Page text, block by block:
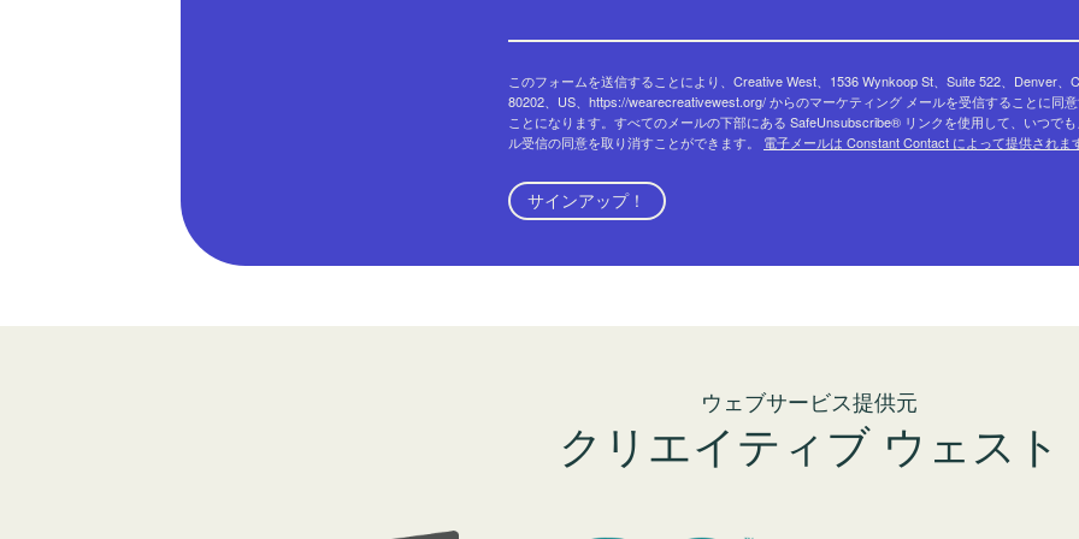
このフォームを送信することにより、Creative West、1536 Wynkoop St、Suite 522、Denver、
80202、US、https://wearecreativewest.org/ からのマーケティング メールを受信することに同
ことになります。すべてのメールの下部にある SafeUnsubscribe® リンクを使用して、いつでも
ル受信の同意を取り消すことができます。 電子メールは Constant Contact によって提供されます
サインアップ！
ウェブサービス提供元
クリエイティブ ウェスト